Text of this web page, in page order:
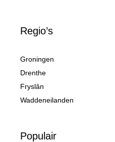
Regio’s
Groningen
Drenthe
Fryslân
Waddeneilanden
Populair